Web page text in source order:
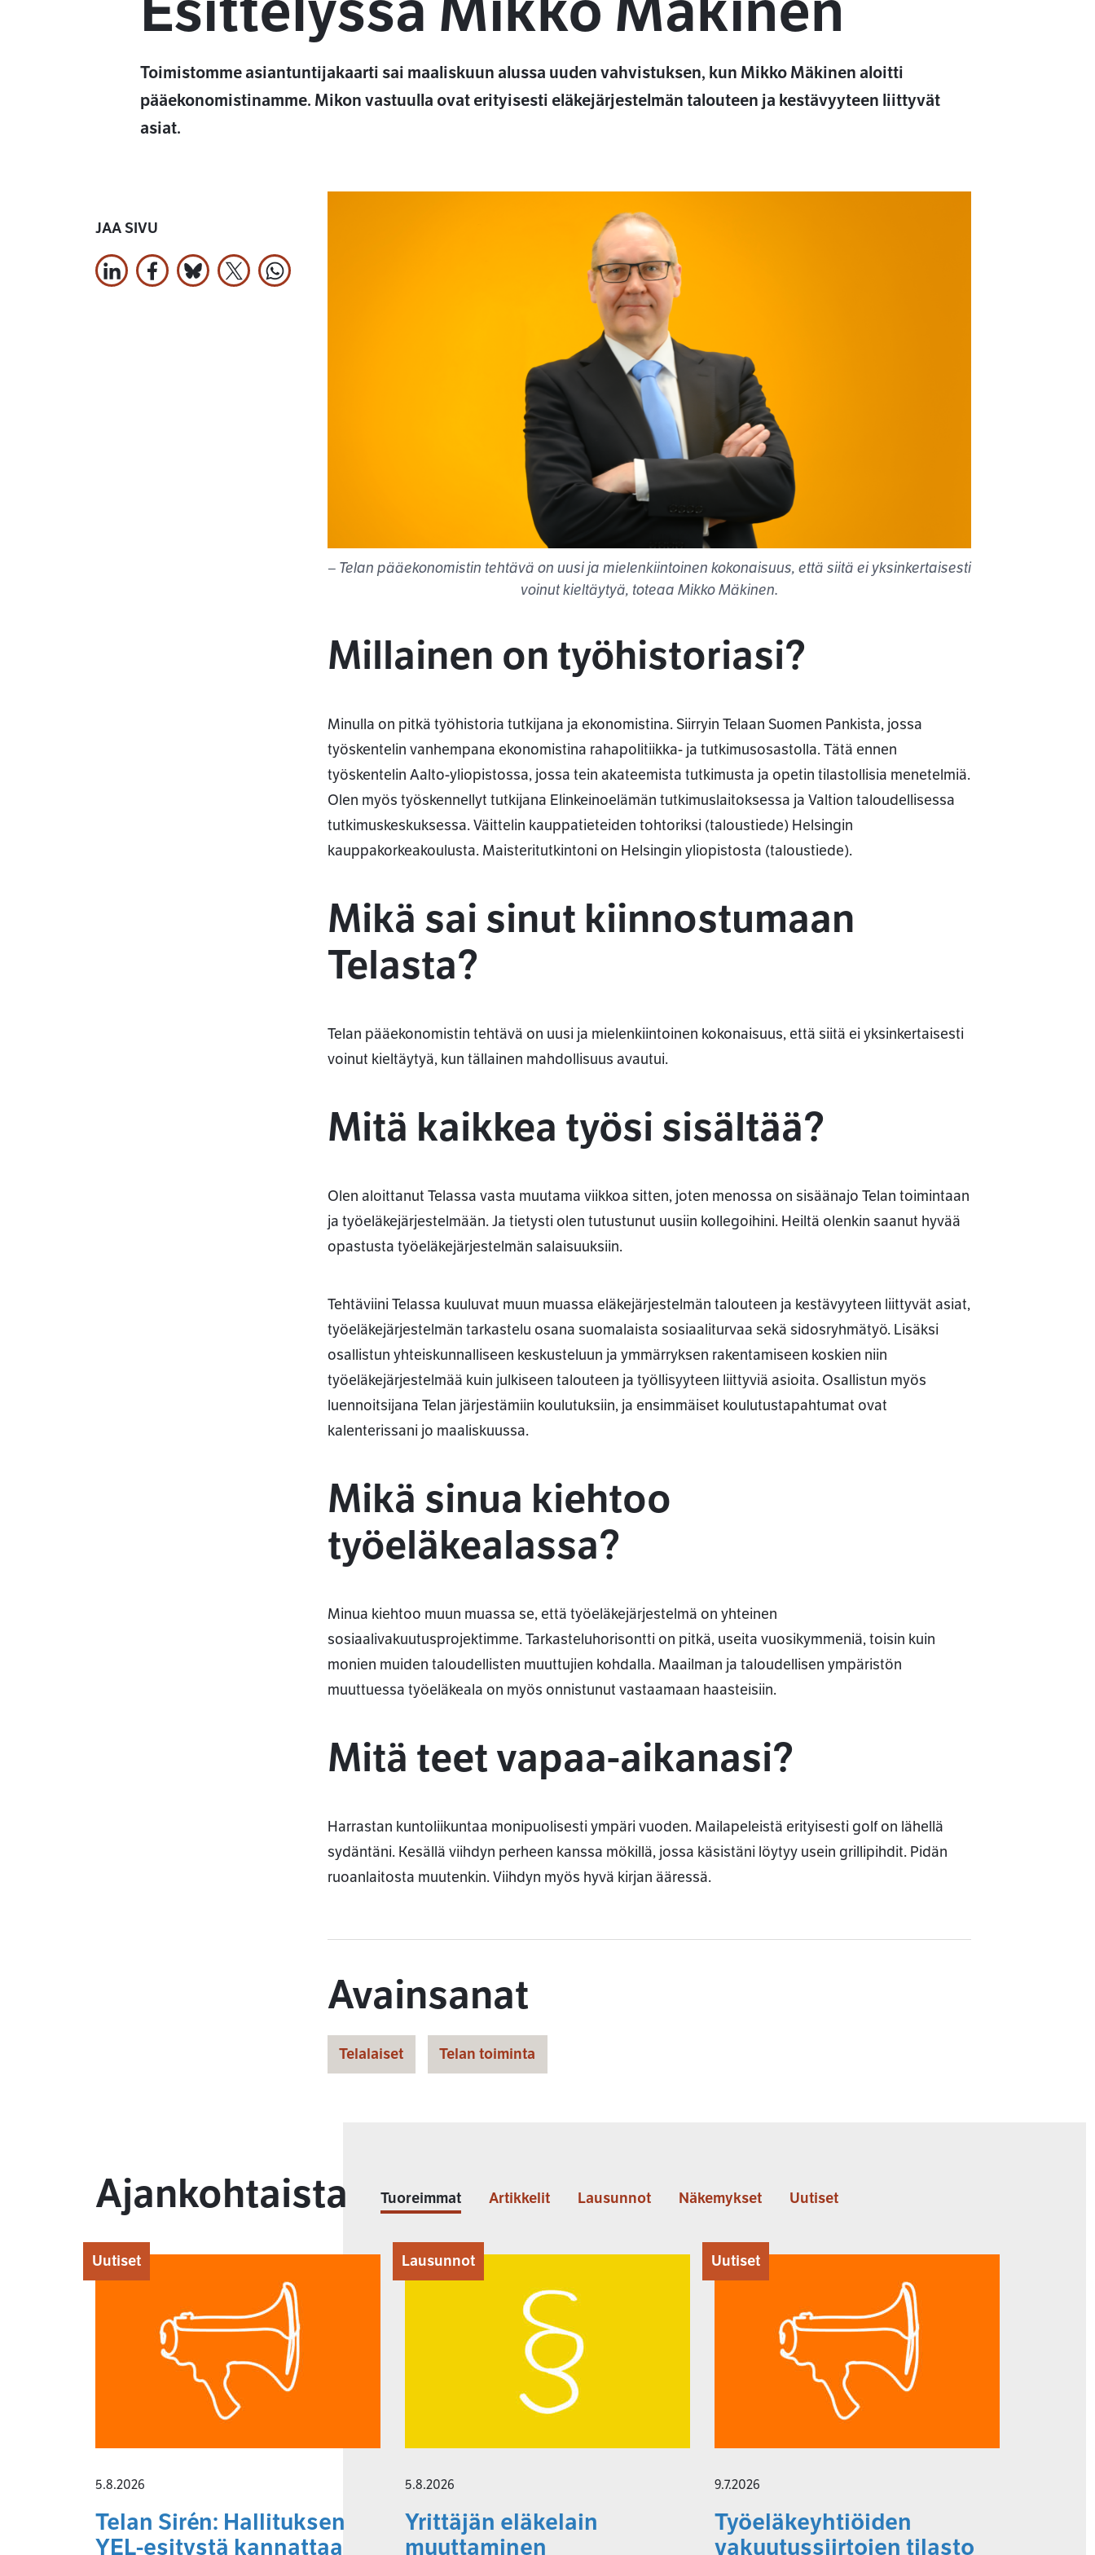
Toimistomme asiantuntijakaarti sai maaliskuun alussa uuden vahvistuksen, kun Mikko Mäkinen aloitti
pääekonomistinamme. Mikon vastuulla ovat erityisesti eläkejärjestelmän talouteen ja kestävyyteen liittyvät
asiat.
– Telan pääekonomistin tehtävä on uusi ja mielenkiintoinen kokonaisuus, että siitä ei yksinkertaisesti
voinut kieltäytyä, toteaa Mikko Mäkinen.
Millainen on työhistoriasi?
Minulla on pitkä työhistoria tutkijana ja ekonomistina. Siirryin Telaan Suomen Pankista, jossa
työskentelin vanhempana ekonomistina rahapolitiikka- ja tutkimusosastolla. Tätä ennen
työskentelin Aalto-yliopistossa, jossa tein akateemista tutkimusta ja opetin tilastollisia menetelmiä.
Olen myös työskennellyt tutkijana Elinkeinoelämän tutkimuslaitoksessa ja Valtion taloudellisessa
tutkimuskeskuksessa. Väittelin kauppatieteiden tohtoriksi (taloustiede) Helsingin
kauppakorkeakoulusta. Maisteritutkintoni on Helsingin yliopistosta (taloustiede).
Mikä sai sinut kiinnostumaan
Telasta?
Telan pääekonomistin tehtävä on uusi ja mielenkiintoinen kokonaisuus, että siitä ei yksinkertaisesti
voinut kieltäytyä, kun tällainen mahdollisuus avautui.
Mitä kaikkea työsi sisältää?
Olen aloittanut Telassa vasta muutama viikkoa sitten, joten menossa on sisäänajo Telan toimintaan
ja työeläkejärjestelmään. Ja tietysti olen tutustunut uusiin kollegoihini. Heiltä olenkin saanut hyvää
opastusta työeläkejärjestelmän salaisuuksiin.
Tehtäviini Telassa kuuluvat muun muassa eläkejärjestelmän talouteen ja kestävyyteen liittyvät asiat,
työeläkejärjestelmän tarkastelu osana suomalaista sosiaaliturvaa sekä sidosryhmätyö. Lisäksi
osallistun yhteiskunnalliseen keskusteluun ja ymmärryksen rakentamiseen koskien niin
työeläkejärjestelmää kuin julkiseen talouteen ja työllisyyteen liittyviä asioita. Osallistun myös
luennoitsijana Telan järjestämiin koulutuksiin, ja ensimmäiset koulutustapahtumat ovat
kalenterissani jo maaliskuussa.
Mikä sinua kiehtoo
työeläkealassa?
Minua kiehtoo muun muassa se, että työeläkejärjestelmä on yhteinen
sosiaalivakuutusprojektimme. Tarkasteluhorisontti on pitkä, useita vuosikymmeniä, toisin kuin
monien muiden taloudellisten muuttujien kohdalla. Maailman ja taloudellisen ympäristön
muuttuessa työeläkeala on myös onnistunut vastaamaan haasteisiin.
Mitä teet vapaa-aikanasi?
Harrastan kuntoliikuntaa monipuolisesti ympäri vuoden. Mailapeleistä erityisesti golf on lähellä
sydäntäni. Kesällä viihdyn perheen kanssa mökillä, jossa käsistäni löytyy usein grillipihdit. Pidän
ruoanlaitosta muutenkin. Viihdyn myös hyvä kirjan ääressä.
JAA SIVU
Jaa LinkedInissä
Jaa Facebookissa
Jaa Bluesky:ssa
Jaa X:ssäJaa WhatsApissa
Avainsanat
Telalaiset Telan toiminta
Ajankohtaista Tuoreimmat Artikkelit Lausunnot Näkemykset Uutiset
Uutiset
5.8.2026
Telan Sirén: Hallituksen
YEL-esitystä kannattaa
Lausunnot
5.8.2026
Yrittäjän eläkelain
muuttaminen
Uutiset
9.7.2026
Työeläkeyhtiöiden
vakuutussiirtojen tilasto